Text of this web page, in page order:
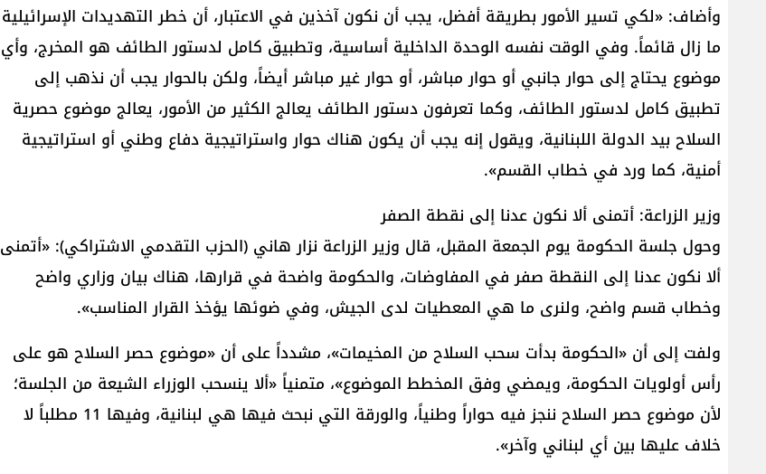
وأضاف: «لكي تسير الأمور بطريقة أفضل، يجب أن نكون آخذين في الاعتبار، أن خطر التهديدات الإسرائيلية
ما زال قائماً. وفي الوقت نفسه الوحدة الداخلية أساسية، وتطبيق كامل لدستور الطائف هو المخرج، وأي
موضوع يحتاج إلى حوار جانبي أو حوار مباشر، أو حوار غير مباشر أيضاً، ولكن بالحوار يجب أن نذهب إلى
تطبيق كامل لدستور الطائف، وكما تعرفون دستور الطائف يعالج الكثير من الأمور، يعالج موضوع حصرية
السلاح بيد الدولة اللبنانية، ويقول إنه يجب أن يكون هناك حوار واستراتيجية دفاع وطني أو استراتيجية
أمنية، كما ورد في خطاب القسم».
وزير الزراعة: أتمنى ألا نكون عدنا إلى نقطة الصفر
وحول جلسة الحكومة يوم الجمعة المقبل، قال وزير الزراعة نزار هاني (الحزب التقدمي الاشتراكي): «أتمنى
ألا نكون عدنا إلى النقطة صفر في المفاوضات، والحكومة واضحة في قرارها، هناك بيان وزاري واضح
وخطاب قسم واضح، ولنرى ما هي المعطيات لدى الجيش، وفي ضوئها يؤخذ القرار المناسب».
ولفت إلى أن «الحكومة بدأت سحب السلاح من المخيمات»، مشدداً على أن «موضوع حصر السلاح هو على
رأس أولويات الحكومة، ويمضي وفق المخطط الموضوع»، متمنياً «ألا ينسحب الوزراء الشيعة من الجلسة؛
لأن موضوع حصر السلاح ننجز فيه حواراً وطنياً، والورقة التي نبحث فيها هي لبنانية، وفيها 11 مطلباً لا
خلاف عليها بين أي لبناني وآخر».